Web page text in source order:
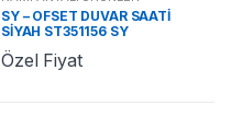
SY – OFSET DUVAR SAATİ
SİYAH ST351156 SY
Özel Fiyat